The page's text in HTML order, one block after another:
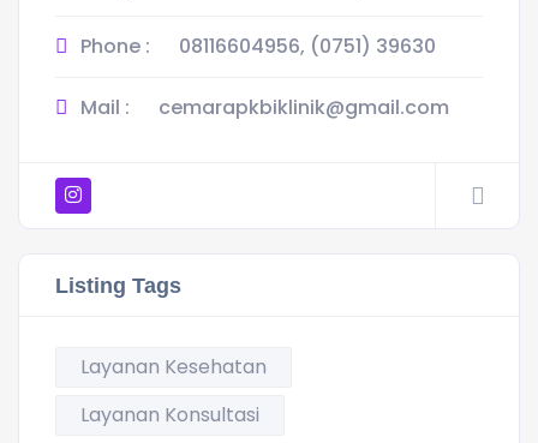
Phone : 08116604956, (0751) 39630
Mail : cemarapkbiklinik@gmail.com
Listing Tags
Layanan Kesehatan
Layanan Konsultasi